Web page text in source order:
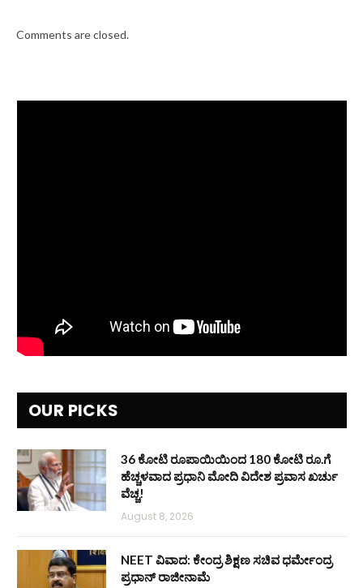
Comments are closed.
OUR PICKS
36 ಕೋಟಿ ರೂಪಾಯಿಯಿಂದ 180 ಕೋಟಿ ರೂ.ಗೆ
ಹೆಚ್ಚಳವಾದ ಪ್ರಧಾನಿ ಮೋದಿ ವಿದೇಶ ಪ್ರವಾಸ ಖರ್ಚು
ವೆಚ್ಚ!
August 8, 2026
NEET ವಿವಾದ: ಕೇಂದ್ರ ಶಿಕ್ಷಣ ಸಚಿವ ಧರ್ಮೇಂದ್ರ
ಪ್ರಧಾನ್ ರಾಜೀನಾಮೆ